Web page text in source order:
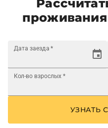
Дата заезда *
Кол-во взрослых *
УЗНАТЬ